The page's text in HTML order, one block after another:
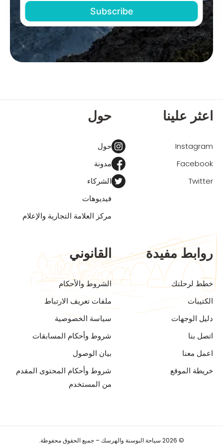
اعثر علينا
Instagram
Facebook
Twitter
حول
حول
مدونة
الشركاء
فيديوهات
مركز العلامة التجارية والإعلام
روابط مفيدة
خطط لرحلتك
الكتيبات
دليل الوجهات
اتصل بنا
اعمل معنا
خريطة الموقع
القانوني
الشروط والأحكام
ملفات تعريف الارتباط
سياسة الخصوصية
شروط وأحكام المسابقات
بيان الوصول
شروط وأحكام المحتوى المقدم
من المستخدم
© 2026 سياحة البوسنة والهرسك – جميع الحقوق محفوظة.